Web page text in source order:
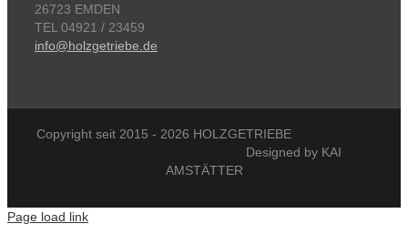
26723 EMDEN
TEL 04921 / 23459
info@holzgetriebe.de
Copyright seit 2015 - 2026 HOLZGETRIEBE
Designed by KAI
AMSTÄTTER
Page load link